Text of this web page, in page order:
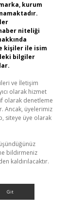
kurum
niteliği
kişiler ile isim
bilgiler
ve İletişim
olarak hizmet
olarak denetleme
Ancak, üyelerimiz
siteye üye olarak
bildirmeniz
kaldırılacaktır.